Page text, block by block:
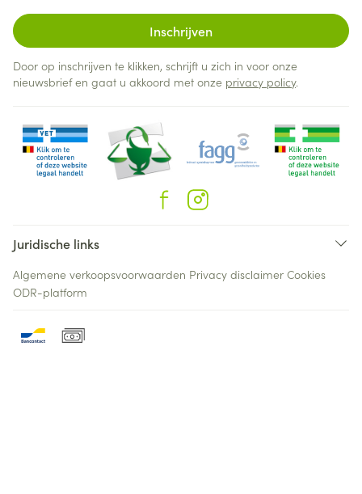
Inschrijven
Door op inschrijven te klikken, schrijft u zich in voor onze
nieuwsbrief en gaat u akkoord met onze privacy policy.
Juridische links
Algemene verkoopsvoorwaarden Privacy disclaimer Cookies
ODR-platform